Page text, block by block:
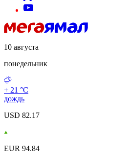
10 августа
понедельник
+ 21 °С
дождь
USD 82.17
EUR 94.84